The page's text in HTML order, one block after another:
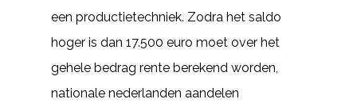
een productietechniek. Zodra het saldo
hoger is dan 17.500 euro moet over het
gehele bedrag rente berekend worden,
nationale nederlanden aandelen